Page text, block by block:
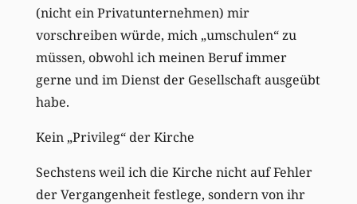
(nicht ein Privatunternehmen) mir
vorschreiben würde, mich „umschulen“ zu
müssen, obwohl ich meinen Beruf immer
gerne und im Dienst der Gesellschaft ausgeübt
habe.
Kein „Privileg“ der Kirche
Sechstens weil ich die Kirche nicht auf Fehler
der Vergangenheit festlege, sondern von ihr